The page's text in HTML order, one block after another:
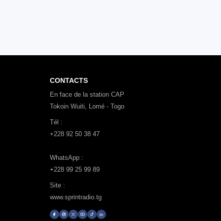
CONTACTS
En face de la station CAP
Tokoin Wuiti, Lomé - Togo
Tél :
+228 92 50 38 47
WhatsApp :
+228 99 25 99 89
Site :
www.sprintradio.tg